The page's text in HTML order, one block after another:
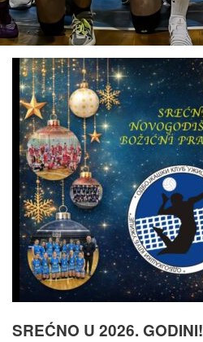
SREĆNO U 2026. GODINI!